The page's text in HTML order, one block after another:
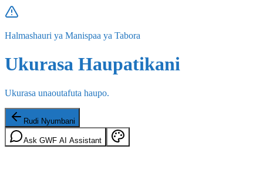
Halmashauri ya Manispaa ya Tabora
Ukurasa Haupatikani
Ukurasa unaoutafuta haupo.
Rudi Nyumbani
Ask GWF AI Assistant